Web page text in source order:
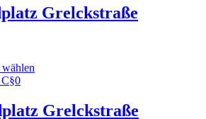
gewählt
werden
Varianten
auf.
auf
gewählt
Grelckstraße
Varianten
Grelckstraße